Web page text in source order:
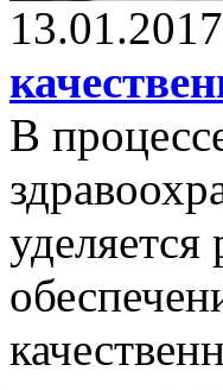
13.01.2017
В